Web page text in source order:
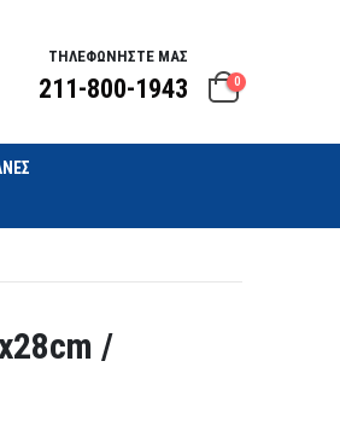
ΤΗΛΕΦΩΝΗΣΤΕ ΜΑΣ
211-800-1943 0
/